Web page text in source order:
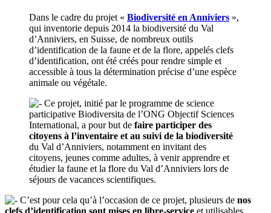
Dans le cadre du projet « Biodiversité en Anniviers »,
qui inventorie depuis 2014 la biodiversité du Val
d’Anniviers, en Suisse, de nombreux outils
d’identification de la faune et de la flore, appelés clefs
d’identification, ont été créés pour rendre simple et
accessible à tous la détermination précise d’une espèce
animale ou végétale.
Ce projet, initié par le programme de science
participative Biodiversita de l’ONG Objectif Sciences
International, a pour but de faire participer des
citoyens à l’inventaire et au suivi de la biodiversité
du Val d’Anniviers, notamment en invitant des
citoyens, jeunes comme adultes, à venir apprendre et
étudier la faune et la flore du Val d’Anniviers lors de
séjours de vacances scientifiques.
C’est pour cela qu’à l’occasion de ce projet, plusieurs de nos
clefs d’identification sont mises en libre-service et utilisables